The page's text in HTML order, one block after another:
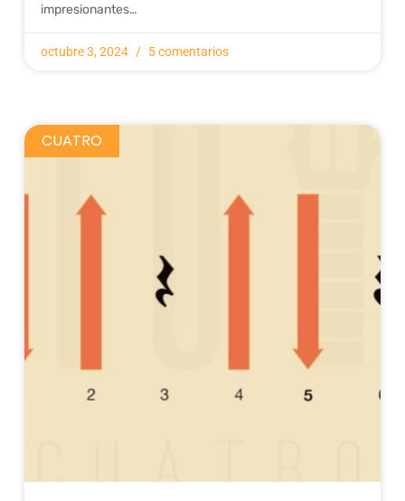
impresionantes…
octubre 3, 2024 5 comentarios
CUATRO